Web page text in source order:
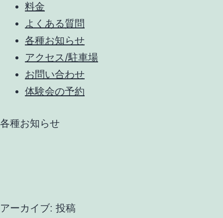
料金
よくある質問
各種お知らせ
アクセス/駐車場
お問い合わせ
体験会の予約
各種お知らせ
アーカイブ: 投稿